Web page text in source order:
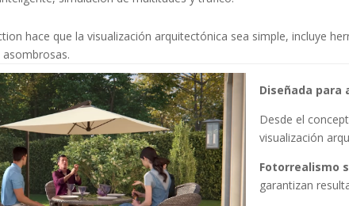
hace que la visualización arquitectónica sea simple, incluye
Diseñada
Desde el
visualización
Fotorrealismo
garantizan